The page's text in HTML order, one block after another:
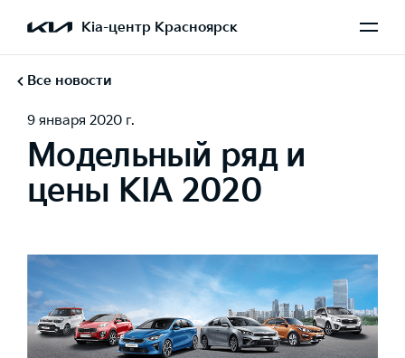
Kia-центр Красноярск
Все новости
9 января 2020 г.
Модельный ряд и
цены KIA 2020